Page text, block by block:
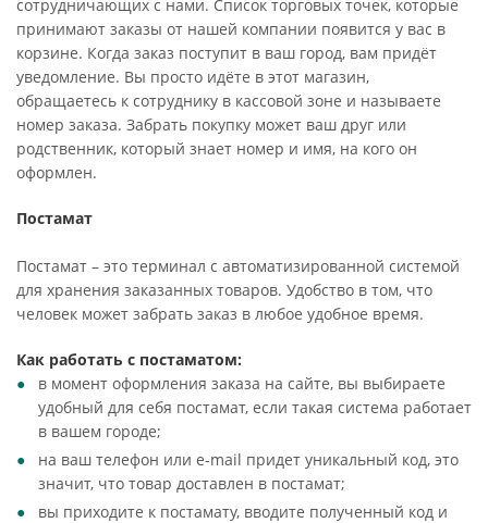
сотрудничающих с нами. Список торговых точек, которые
принимают заказы от нашей компании появится у вас в
корзине. Когда заказ поступит в ваш город, вам придёт
уведомление. Вы просто идёте в этот магазин,
обращаетесь к сотруднику в кассовой зоне и называете
номер заказа. Забрать покупку может ваш друг или
родственник, который знает номер и имя, на кого он
оформлен.
Постамат
Постамат – это терминал с автоматизированной системой
для хранения заказанных товаров. Удобство в том, что
человек может забрать заказ в любое удобное время.
Как работать с постаматом:
в момент оформления заказа на сайте, вы выбираете
удобный для себя постамат, если такая система работает
в вашем городе;
на ваш телефон или e-mail придет уникальный код, это
значит, что товар доставлен в постамат;
вы приходите к постамату, вводите полученный код и